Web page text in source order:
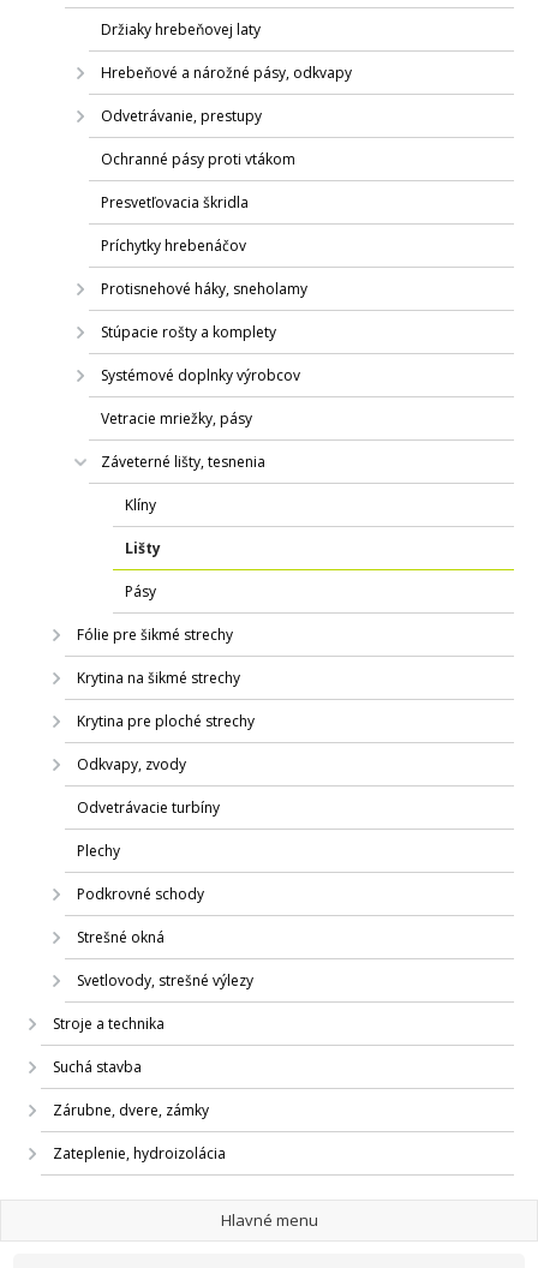
Držiaky hrebeňovej laty
Hrebeňové a nárožné pásy, odkvapy
Odvetrávanie, prestupy
Ochranné pásy proti vtákom
Presvetľovacia škridla
Príchytky hrebenáčov
Protisnehové háky, sneholamy
Stúpacie rošty a komplety
Systémové doplnky výrobcov
Vetracie mriežky, pásy
Záveterné lišty, tesnenia
Klíny
Lišty
Pásy
Fólie pre šikmé strechy
Krytina na šikmé strechy
Krytina pre ploché strechy
Odkvapy, zvody
Odvetrávacie turbíny
Plechy
Podkrovné schody
Strešné okná
Svetlovody, strešné výlezy
Stroje a technika
Suchá stavba
Zárubne, dvere, zámky
Zateplenie, hydroizolácia
Hlavné menu